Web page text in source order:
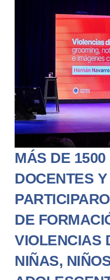
MÁS DE 1500
DOCENTES
DE
VIOLENCIAS
NIÑAS,